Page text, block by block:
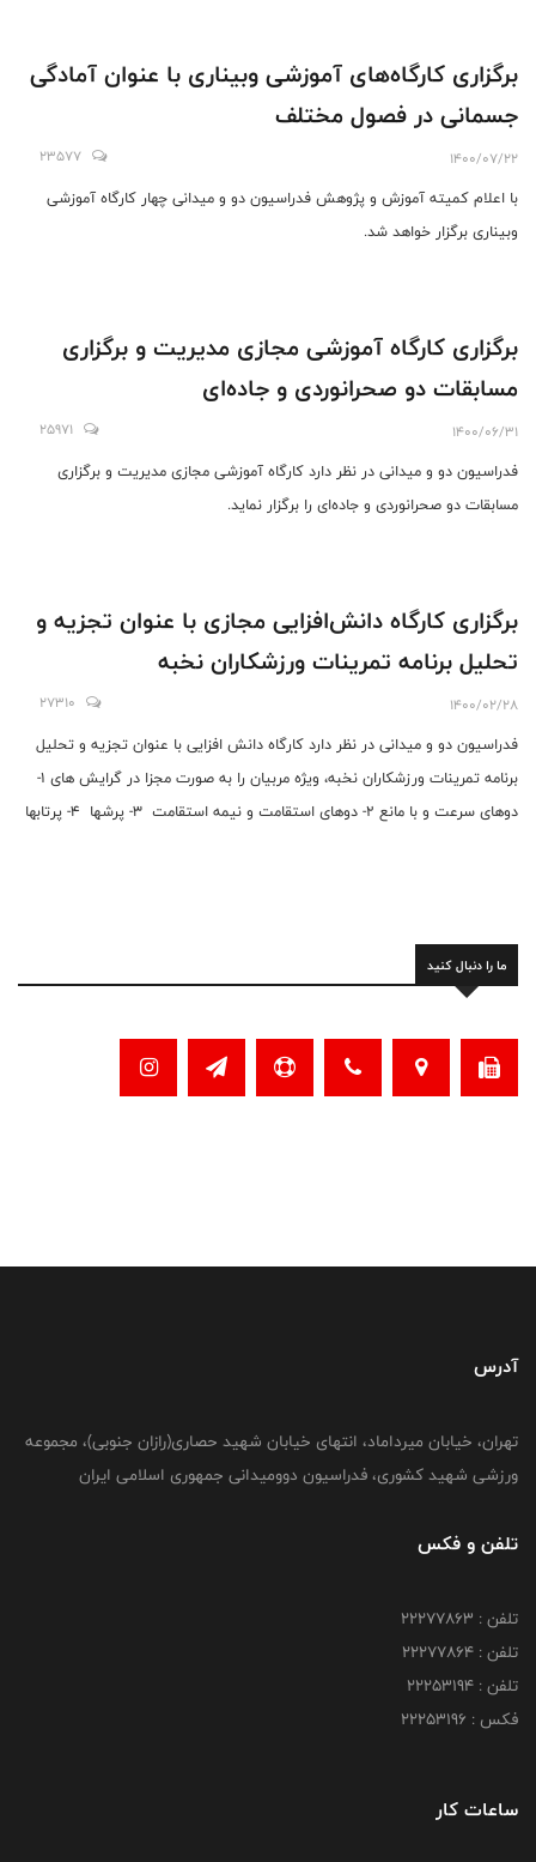
برگزاری کارگاه‌های آموزشی وبیناری با عنوان آمادگی
جسمانی در فصول مختلف
1400/07/22
23577
با اعلام کمیته آموزش و پژوهش فدراسیون دو و میدانی چهار کارگاه آموزشی
وبیناری برگزار خواهد شد.
برگزاری کارگاه آموزشی مجازی مدیریت و برگزاری
مسابقات دو صحرانوردی و جاده‌ای
1400/06/31
25971
فدراسیون دو و میدانی در نظر دارد کارگاه آموزشی مجازی مدیریت و برگزاری
مسابقات دو صحرانوردی و جاده‌ای را برگزار نماید.
برگزاری کارگاه دانش‌افزایی مجازی با عنوان تجزیه و
تحلیل برنامه تمرینات ورزشکاران نخبه
1400/02/28
27310
فدراسیون دو و میدانی در نظر دارد کارگاه دانش افزایی با عنوان تجزیه و تحلیل
برنامه تمرینات ورزشکاران نخبه، ویژه مربیان را به صورت مجزا در گرایش های 1-
دوهای سرعت و با مانع 2- دوهای استقامت و نیمه استقامت 3- پرشها 4- پرتابها
ما را دنبال کنید
آدرس
تهران، خیابان میرداماد، انتهای خیابان شهید حصاری(رازان جنوبی)، مجموعه
ورزشی شهید کشوری، فدراسیون دوومیدانی جمهوری اسلامی ایران
تلفن و فکس
تلفن : 22277863
تلفن : 22277864
تلفن : 22253194
فکس : 22253196
ساعات کار